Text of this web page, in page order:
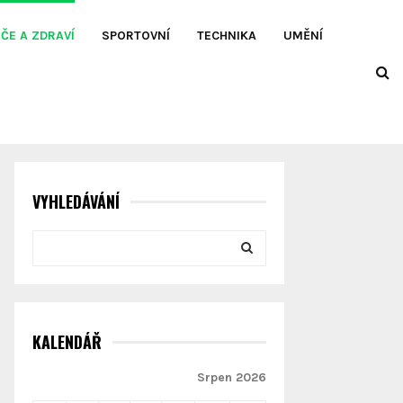
A ZDRAVÍ SPORTOVNÍ TECHNIKA UMĚNÍ
VYHLEDÁVÁNÍ
h
fKALENDÁŘ
Srpen 2026